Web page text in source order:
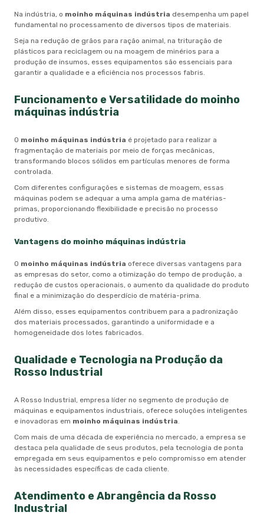
Na indústria, o moinho máquinas indústria desempenha um papel
fundamental no processamento de diversos tipos de materiais.
Seja na redução de grãos para ração animal, na trituração de
plásticos para reciclagem ou na moagem de minérios para a
produção de insumos, esses equipamentos são essenciais para
garantir a qualidade e a eficiência nos processos fabris.
Funcionamento e Versatilidade do moinho
máquinas indústria
O moinho máquinas indústria é projetado para realizar a
fragmentação de materiais por meio de forças mecânicas,
transformando blocos sólidos em partículas menores de forma
controlada.
Com diferentes configurações e sistemas de moagem, essas
máquinas podem se adequar a uma ampla gama de matérias-
primas, proporcionando flexibilidade e precisão no processo
produtivo.
Vantagens do moinho máquinas indústria
O moinho máquinas indústria oferece diversas vantagens para
as empresas do setor, como a otimização do tempo de produção, a
redução de custos operacionais, o aumento da qualidade do produto
final e a minimização do desperdício de matéria-prima.
Além disso, esses equipamentos contribuem para a padronização
dos materiais processados, garantindo a uniformidade e a
homogeneidade dos lotes fabricados.
Qualidade e Tecnologia na Produção da
Rosso Industrial
A Rosso Industrial, empresa líder no segmento de produção de
máquinas e equipamentos industriais, oferece soluções inteligentes
e inovadoras em moinho máquinas indústria
Com mais de uma década de experiência no mercado, a empresa se
destaca pela qualidade de seus produtos, pela tecnologia de ponta
empregada em seus equipamentos e pelo compromisso em atender
às necessidades específicas de cada cliente.
Atendimento e Abrangência da Rosso
Industrial